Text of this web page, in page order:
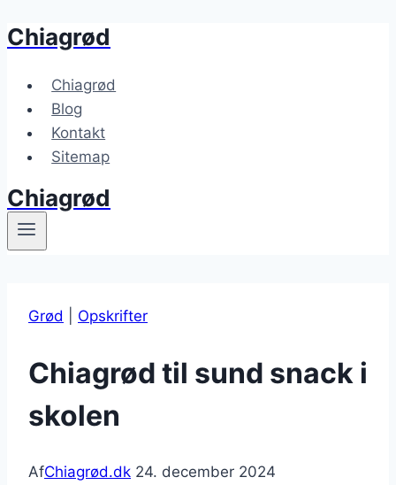
Fortsæt
indhold
Chiagrød
Chiagrød
Blog
Kontakt
Sitemap
Chiagrød
Grød Opskrifter
Chiagrød til sund snack i
skolen
AfChiagrød.dk 24. december 2024